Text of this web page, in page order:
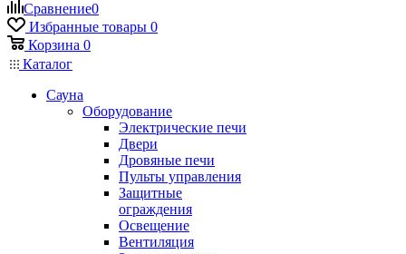
Сравнение0
Избранные товары 0
Корзина 0
Каталог
Сауна
Оборудование
Электрические печи
Двери
Дровяные печи
Пульты управления
Защитные
ограждения
Освещение
Вентиляция